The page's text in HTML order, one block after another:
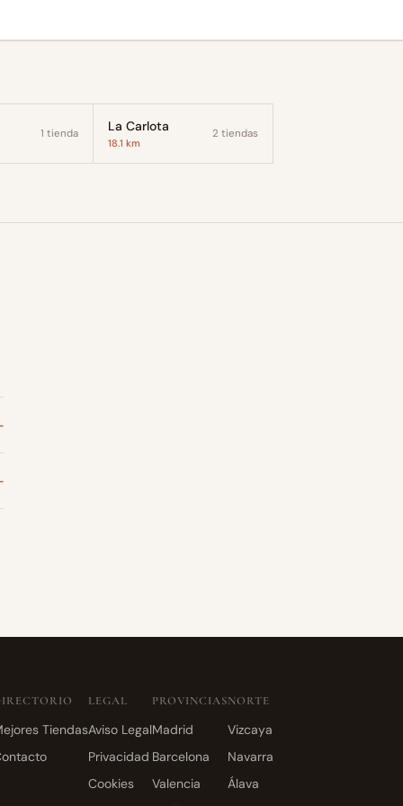
1 tienda La Carlota
18.1 km
2 tiendas
Tiendas
LEGAL
Aviso Legal
Privacidad
Cookies
PROVINCIAS
Madrid
Barcelona
Valencia
NORTE
Vizcaya
Navarra
Álava